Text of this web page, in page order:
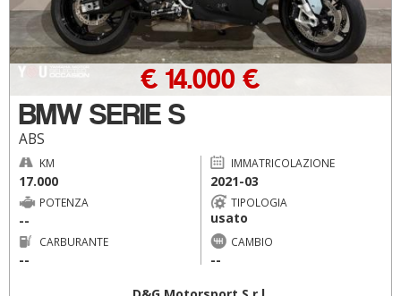
BMW SERIE S
ABS
€ 14.000 €
KM
17.000
IMMATRICOLAZIONE
2021-03
POTENZA
--
TIPOLOGIA
usato
CARBURANTE
--
CAMBIO
--